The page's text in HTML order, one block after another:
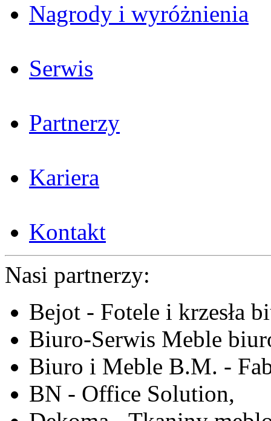
Nagrody i wyróżnienia
Serwis
Partnerzy
Kariera
Kontakt
Nasi partnerzy:
Bejot - Fotele i krzesła
Biuro-Serwis Meble
Biuro i Meble B.M. -
BN - Office Solution,